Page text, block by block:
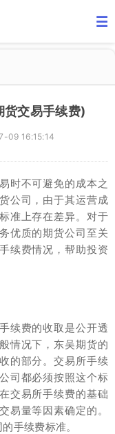
货交易手续费)
09 16:15:14
时不可避免的成本之
公司，由于其运营成
准上存在差异。对于
优质的期货公司至关
续费情况，帮助投资
续费的收取是公开透
情况下，东吴期货的
的部分。交易所手续
司都必须按照这个标
交易所手续费的基础
易量等因素确定的。
手续费标准。